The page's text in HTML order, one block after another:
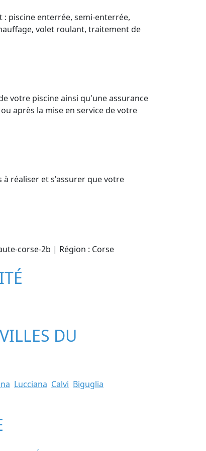
piscine enterrée, semi-enterrée,
volet roulant, traitement de
votre piscine ainsi qu'une assurance
après la mise en service de votre
réaliser et s'assurer que votre
corse-2b | Région : Corse
DU
Lucciana Calvi Biguglia